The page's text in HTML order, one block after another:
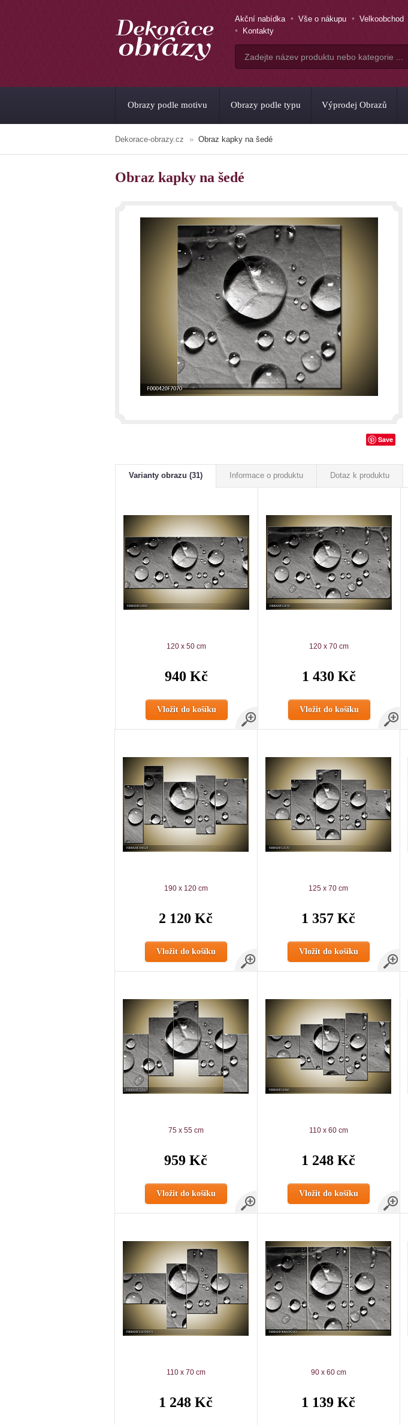
Akční nabídka Vše o nákupu Velkoobchod
Kontakty
Obrazy podle motivu Obrazy podle typu Výprodej Obrazů
Dekorace-obrazy.cz Obraz kapky na šedé
Obraz kapky na šedé
Save
Varianty obrazu (31) Informace o produktu Dotaz k produktu
120 x 50 cm
940 Kč
Vložit do košíku
120 x 70 cm
1 430 Kč
Vložit do košíku
190 x 120 cm
2 120 Kč
Vložit do košíku
125 x 70 cm
1 357 Kč
Vložit do košíku
75 x 55 cm
959 Kč
Vložit do košíku
110 x 60 cm
1 248 Kč
Vložit do košíku
110 x 70 cm
1 248 Kč
90 x 60 cm
1 139 Kč